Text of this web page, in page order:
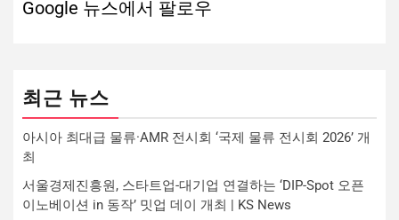
Google 뉴스에서 팔로우
최근 뉴스
아시아 최대급 물류·AMR 전시회 ‘국제 물류 전시회 2026’ 개
최
서울경제진흥원, 스타트업-대기업 연결하는 ‘DIP-Spot 오픈
이노베이션 in 동작’ 밋업 데이 개최 | KS News